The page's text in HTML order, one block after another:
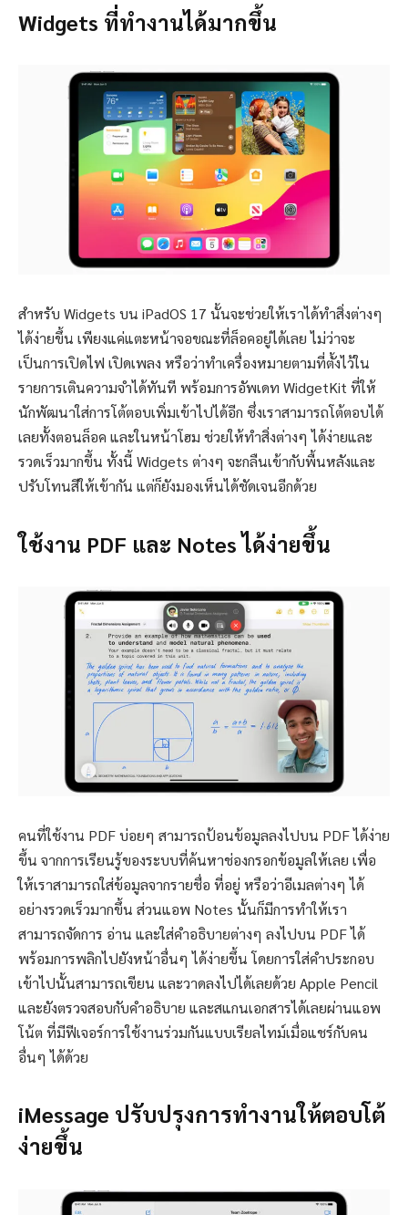
Widgets ที่ทำงานได้มากขึ้น
สำหรับ Widgets บน iPadOS 17 นั้นจะช่วยให้เราได้ทำสิ่งต่างๆ
ได้ง่ายขึ้น เพียงแค่แตะหน้าจอขณะที่ล็อคอยู่ได้เลย ไม่ว่าจะ
เป็นการเปิดไฟ เปิดเพลง หรือว่าทำเครื่องหมายตามที่ตั้งไว้ใน
รายการเตินความจำได้ทันที พร้อมการอัพเดท WidgetKit ที่ให้
นักพัฒนาใส่การโต้ตอบเพิ่มเข้าไปได้อีก ซึ่งเราสามารถโต้ตอบได้
เลยทั้งตอนล็อค และในหน้าโฮม ช่วยให้ทำสิ่งต่างๆ ได้ง่ายและ
รวดเร็วมากขึ้น ทั้งนี้ Widgets ต่างๆ จะกลืนเข้ากับพื้นหลังและ
ปรับโทนสีให้เข้ากัน แต่ก็ยังมองเห็นได้ชัดเจนอีกด้วย
ใช้งาน PDF และ Notes ได้ง่ายขึ้น
คนที่ใช้งาน PDF บ่อยๆ สามารถป้อนข้อมูลลงไปบน PDF ได้ง่าย
ขึ้น จากการเรียนรู้ของระบบที่ค้นหาช่องกรอกข้อมูลให้เลย เพื่อ
ให้เราสามารถใส่ข้อมูลจากรายชื่อ ที่อยู่ หรือว่าอีเมลต่างๆ ได้
อย่างรวดเร็วมากขึ้น ส่วนแอพ Notes นั้นก็มีการทำให้เรา
สามารถจัดการ อ่าน และใส่คำอธิบายต่างๆ ลงไปบน PDF ได้
พร้อมการพลิกไปยังหน้าอื่นๆ ได้ง่ายขึ้น โดยการใส่คำประกอบ
เข้าไปนั้นสามารถเขียน และวาดลงไปได้เลยด้วย Apple Pencil
และยังตรวจสอบกับคำอธิบาย และสแกนเอกสารได้เลยผ่านแอพ
โน้ต ที่มีฟีเจอร์การใช้งานร่วมกันแบบเรียลไทม์เมื่อแชร์กับคน
อื่นๆ ได้ด้วย
iMessage ปรับปรุงการทำงานให้ตอบโต้
ง่ายขึ้น